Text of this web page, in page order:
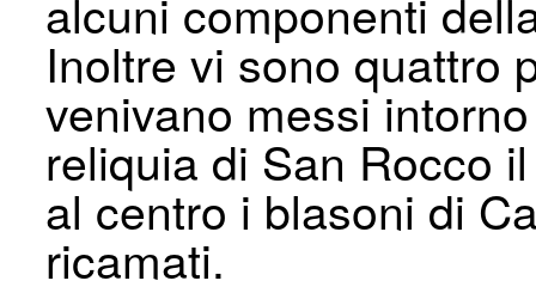
Inoltre vi sono quattro
venivano messi
reliquia di San Rocco
al centro i blasoni di
ricamati.